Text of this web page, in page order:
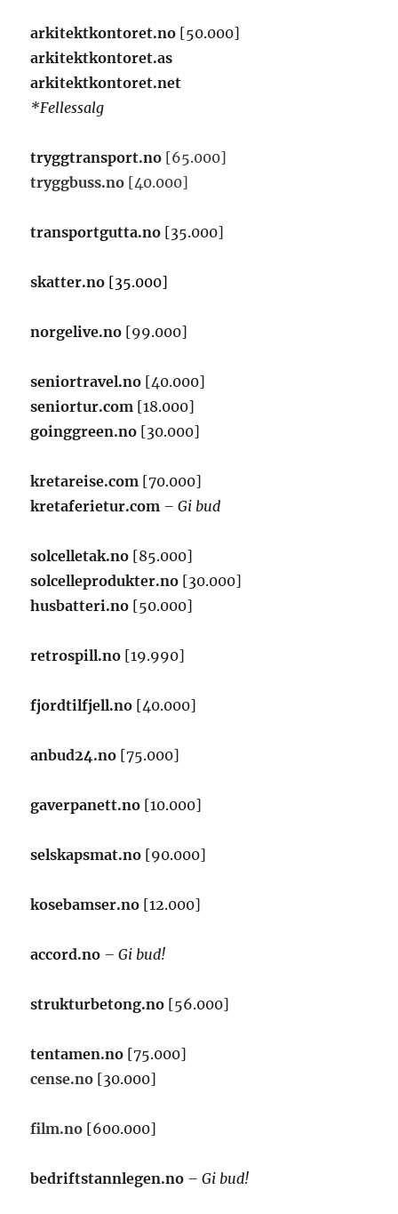
arkitektkontoret.no [50.000]
arkitektkontoret.as
arkitektkontoret.net
*Fellessalg
tryggtransport.no [65.000]
tryggbuss.no [40.000]
transportgutta.no [35.000]
skatter.no [35.000]
norgelive.no [99.000]
seniortravel.no [40.000]
seniortur.com [18.000]
goinggreen.no [30.000]
kretareise.com [70.000]
kretaferietur.com – Gi bud
solcelletak.no [85.000]
solcelleprodukter.no [30.000]
husbatteri.no [50.000]
retrospill.no [19.990]
fjordtilfjell.no [40.000]
anbud24.no [75.000]
gaverpanett.no [10.000]
selskapsmat.no [90.000]
kosebamser.no [12.000]
accord.no – Gi bud!
strukturbetong.no [56.000]
tentamen.no [75.000]
cense.no [30.000]
film.no [600.000]
bedriftstannlegen.no – Gi bud!